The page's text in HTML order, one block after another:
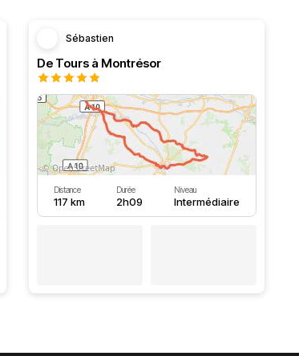
Sébastien
De Tours à Montrésor
Distance
117 km
Durée
2h09
Niveau
Intermédiaire